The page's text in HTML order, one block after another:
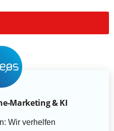
Marketing & KI
Wir verhelfen